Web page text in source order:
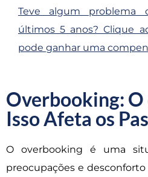
Teve algum problema
últimos 5 anos? Clique
pode ganhar uma
Overbooking: O
Isso Afeta os
O overbooking é uma
preocupações e desconforto